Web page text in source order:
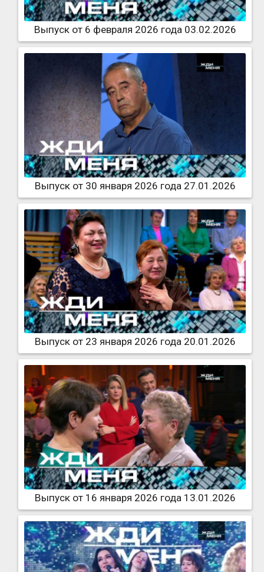
Выпуск от 6 февраля 2026 года 03.02.2026
Выпуск от 30 января 2026 года 27.01.2026
Выпуск от 23 января 2026 года 20.01.2026
Выпуск от 16 января 2026 года 13.01.2026